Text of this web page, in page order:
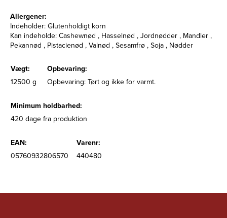
Allergener:
Indeholder: Glutenholdigt korn
Kan indeholde: Cashewnød , Hasselnød , Jordnødder , Mandler ,
Pekannød , Pistacienød , Valnød , Sesamfrø , Soja , Nødder
Vægt:
Opbevaring:
12500 g
Opbevaring: Tørt og ikke for varmt.
Minimum holdbarhed:
420 dage fra produktion
EAN:
Varenr:
05760932806570
440480